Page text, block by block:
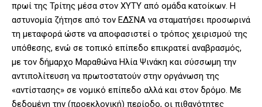
πρωί της Τρίτης μέσα στον ΧΥΤΥ από ομάδα κατοίκων. Η
αστυνομία ζήτησε από τον ΕΔΣΝΑ να σταματήσει προσωρινά
τη μεταφορά ώστε να αποφασιστεί ο τρόπος χειρισμού της
υπόθεσης, ενώ σε τοπικό επίπεδο επικρατεί αναβρασμός,
με τον δήμαρχο Μαραθώνα Ηλία Ψινάκη και σύσσωμη την
αντιπολίτευση να πρωτοστατούν στην οργάνωση της
«αντίστασης» σε νομικό επίπεδο αλλά και στον δρόμο. Με
δεδομένη την (προεκλογική) περίοδο, οι πιθανότητες